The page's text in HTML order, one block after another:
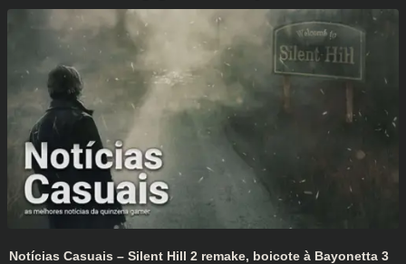
Notícias Casuais – Silent Hill 2 remake, boicote à Bayonetta 3